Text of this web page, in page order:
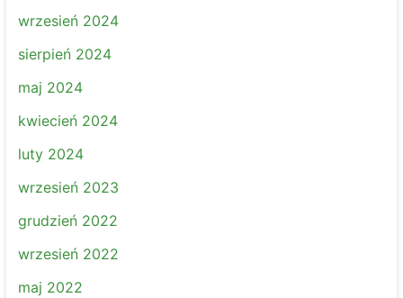
wrzesień 2024
sierpień 2024
maj 2024
kwiecień 2024
luty 2024
wrzesień 2023
grudzień 2022
wrzesień 2022
maj 2022